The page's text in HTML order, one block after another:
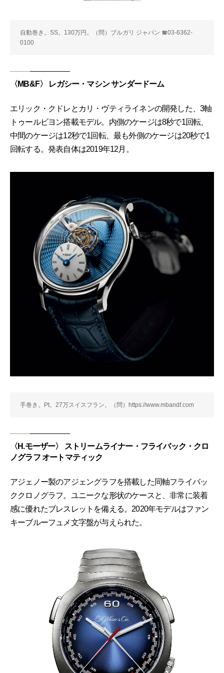
自動巻き。SS。130万円。（問）ブルガリ ジャパン ☎03-6362-
0100
〈MB&F〉 レガシー・マシン サンダードーム
エリック・クドレとカリ・ヴティライネンの開発した、3軸
トゥールビヨン搭載モデル。内側のケージは8秒で1回転、
中間のケージは12秒で1回転、最も外側のケージは20秒で1
回転する。発表自体は2019年12月。
手巻き。Pt。27万スイスフラン。（問）https://www.mbandf.com
〈H.モーザー〉 ストリームライナー・フライバック・クロ
ノグラフ オートマティック
アジェノー製のアジェングラフを搭載した同軸フライバッ
ククロノグラフ。ユニークな形状のケースと、非常に装着
感に優れたブレスレットを備える。2020年モデルはファン
キーブルーフュメ文字盤が与えられた。